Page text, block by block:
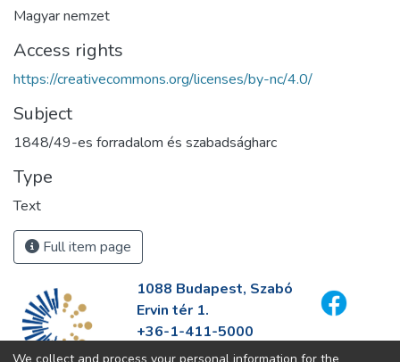
Magyar nemzet
Access rights
https://creativecommons.org/licenses/by-nc/4.0/
Subject
1848/49-es forradalom és szabadságharc
Type
Text
Full item page
1088 Budapest, Szabó
Ervin tér 1.
+36-1-411-5000
info@fszek.hu